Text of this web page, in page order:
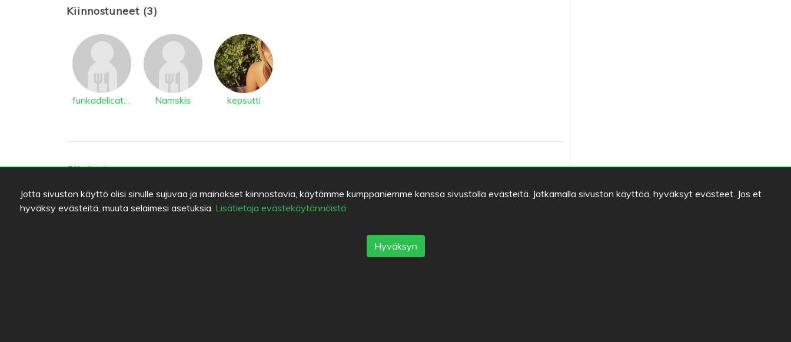
Jotta sivuston käyttö olisi sinulle sujuvaa ja mainokset kiinnostavia, käytämme kumppaniemme kanssa sivustolla evästeitä. Jatkamalla sivuston käyttöä, hyväksyt evästeet. Jos et
hyväksy evästeitä, muuta selaimesi asetuksia. Lisätietoja evästekäytännöistä
Hyväksyn
Kiinnostuneet (3)
funkadelicatessen Namskis kepsutti
Sijainti
Ullaksenpuisto 6,00980 Helsinki-Reitti
31074240